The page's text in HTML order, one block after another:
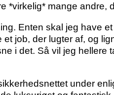
*virkelig* mange
Enten skal jeg have
job, der lugter af, og
i det. Så vil jeg
under